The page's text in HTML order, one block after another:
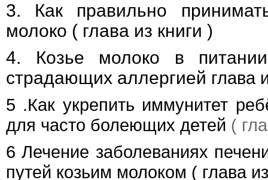
3. Как правильно
молоко ( глава из книги )
4. Козье молоко в
страдающих аллергией глава
5 .Как укрепить иммунитет
для часто болеющих детей (
6 Лечение заболеваниях
путей козьим молоком ( глава